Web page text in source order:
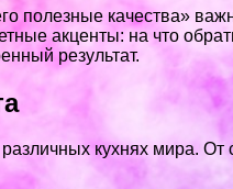
полезные качества»
акценты: на что
результат.
кухнях мира.